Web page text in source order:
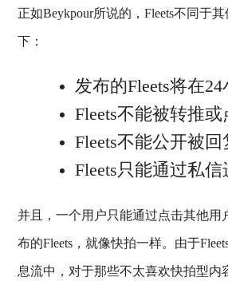
正如Beykpour所说的，Fleets不同于
下：
发布的Fleets将在
Fleets不能被转推或
Fleets不能公开被回
Fleets只能通过私
并且，一个用户只能通过点击其他用
布的Fleets，就像快拍一样。由于
息流中，对于那些不太喜欢快拍型内